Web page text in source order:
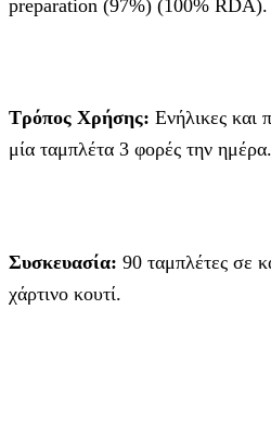
preparation (97%) (100% RDA).
Τρόπος Χρήσης: Ενήλικες και
μία ταμπλέτα 3 φορές την ημέρα.
Συσκευασία: 90 ταμπλέτες σε
χάρτινο κουτί.